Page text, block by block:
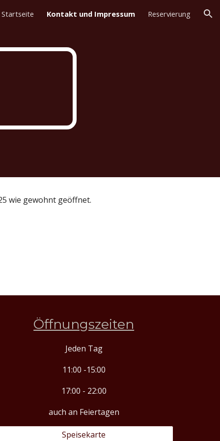
Startseite Kontakt und Impressum Reservierung
wie gewohnt geöffnet.
Öffnungszeiten
Jeden Tag
11:00 -15:00
17:00 - 22:00
auch an Feiertagen
Speisekarte